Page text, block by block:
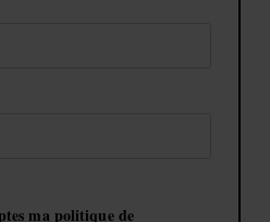
ma politique de